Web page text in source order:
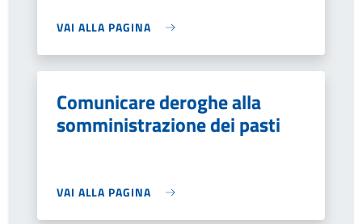
VAI ALLA PAGINA
Comunicare deroghe alla
somministrazione dei pasti
VAI ALLA PAGINA